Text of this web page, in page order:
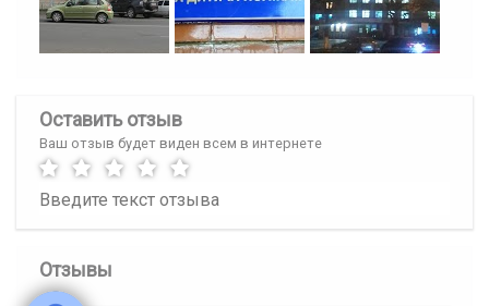
Оставить отзыв
Ваш отзыв будет виден всем в интернете
Отзывы